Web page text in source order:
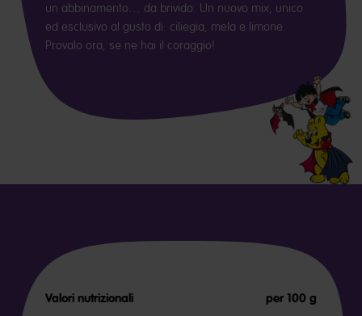
un abbinamento… da brivido. Un nuovo mix, unico
ed esclusivo al gusto di: ciliegia, mela e limone.
Provalo ora, se ne hai il coraggio!
Valori nutrizionali per 100 g